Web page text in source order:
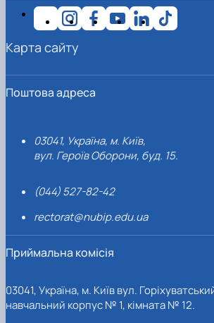
Поштова адреса
03041, Україна, м. Київ,
вул. Героїв Оборони, буд. 15.
(044) 527-82-42
rectorat@nubip.edu.ua
Приймальна комісія
03041, Україна, м. Київ вул.
навчальний корпус № 1, кімната № 12.
Карта сайту